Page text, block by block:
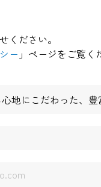
ください。
ー 」ページをご覧く
にこだわった、豊